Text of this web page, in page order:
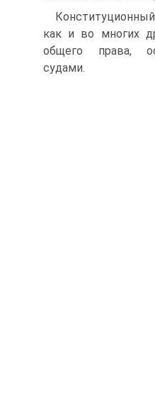
как и во многих
общего права,
судами.